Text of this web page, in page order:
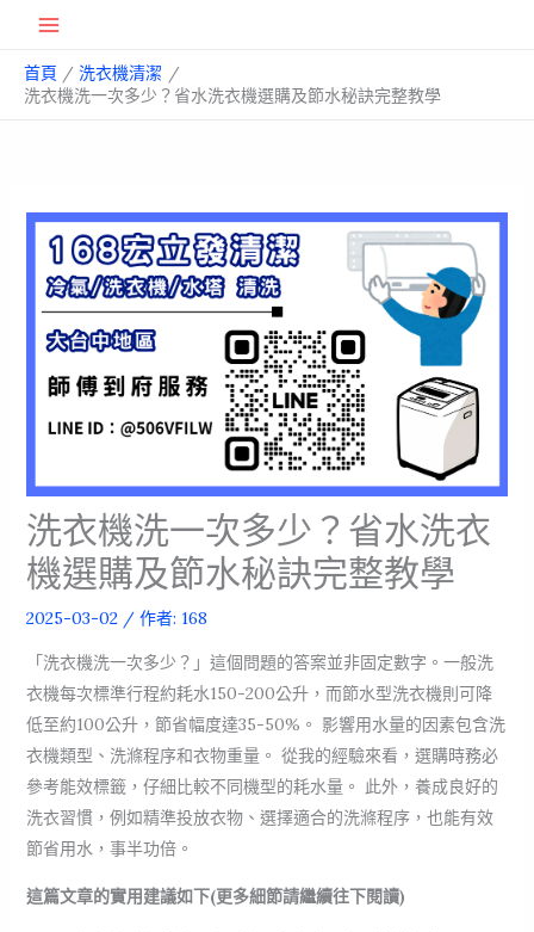
Menu
首頁
洗衣機清潔
洗衣機洗一次多少？省水洗衣機選購及節水秘訣完整教學
洗衣機洗一次多少？省水洗衣
機選購及節水秘訣完整教學
2025-03-02 / 作者: 168
「洗衣機洗一次多少？」這個問題的答案並非固定數字。一般洗
衣機每次標準行程約耗水150-200公升，而節水型洗衣機則可降
低至約100公升，節省幅度達35-50%。 影響用水量的因素包含洗
衣機類型、洗滌程序和衣物重量。 從我的經驗來看，選購時務必
參考能效標籤，仔細比較不同機型的耗水量。 此外，養成良好的
洗衣習慣，例如精準投放衣物、選擇適合的洗滌程序，也能有效
節省用水，事半功倍。
這篇文章的實用建議如下(更多細節請繼續往下閱讀)